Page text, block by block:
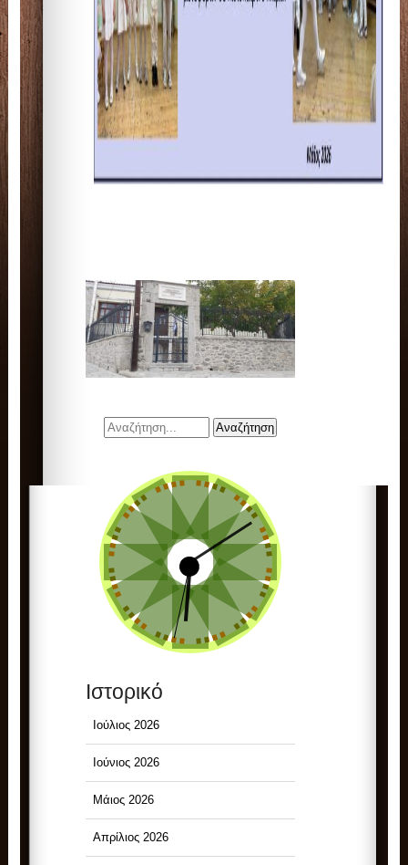
Ιστορικό
Ιούλιος 2026
Ιούνιος 2026
Μάιος 2026
Απρίλιος 2026